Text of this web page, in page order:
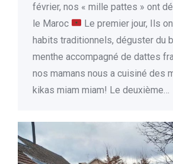
février, nos « mille pattes » ont
le Maroc
Le premier jour, Ils
habits traditionnels, déguster du
menthe accompagné de dattes
nos mamans nous a cuisiné des
kikas miam miam! Le deuxième…